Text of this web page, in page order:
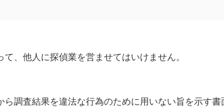
、他人に探偵業を営ませてはいけません。
調査結果を違法な行為のために用いない旨を示す書